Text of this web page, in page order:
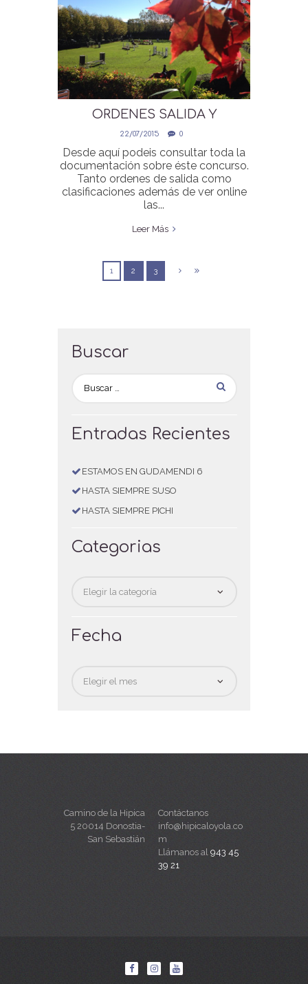
ORDENES SALIDA Y
CLASIFICACIONES ONLINE II
CONCURSO JULIO
22/07/2015 0
Desde aquí podeis consultar toda la
documentación sobre éste concurso.
Tanto ordenes de salida como
clasificaciones además de ver online
las...
Leer Más
1 2 3
Buscar
Entradas Recientes
ESTAMOS EN GUDAMENDI 6
HASTA SIEMPRE SUSO
HASTA SIEMPRE PICHI
Categorias
Fecha
Camino de la Hipica
5 20014 Donostia-
San Sebastián
Contáctanos
info@hipicaloyola.co
m
Llámanos al 943 45
39 21